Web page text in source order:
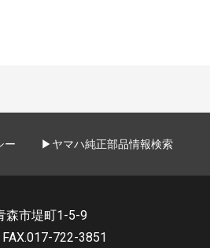
ー ▶ヤマハ純正部品情報検索
森市堤町1-5-9
FAX.017-722-3851